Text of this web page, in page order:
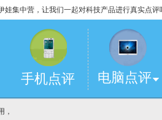
娃集中营，让我们一起对科技产品进行真实点评
手机点评 电脑点评
，